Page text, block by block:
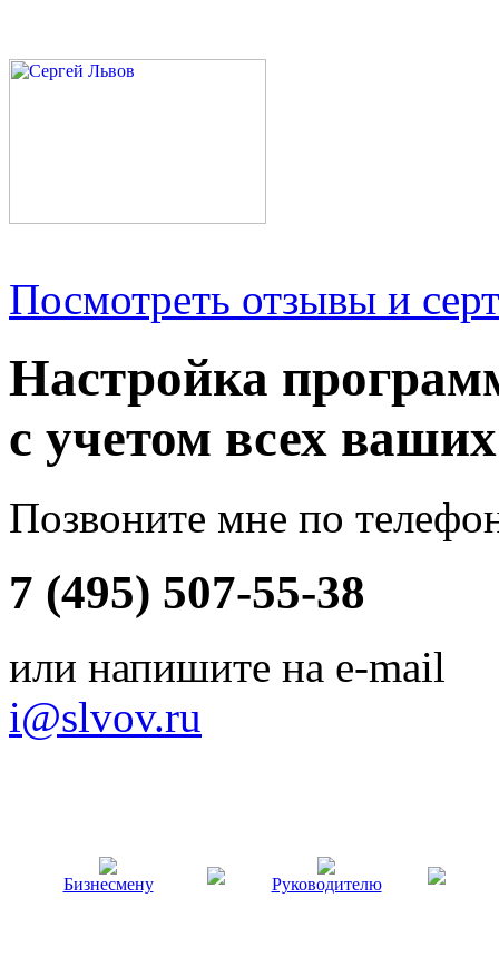
Посмотреть отзывы и
Настройка
с учетом всех
Позвоните мне по
7 (495) 507-55-38
или напишите на e-mail
i@slvov.ru
Бизнесмену Руководителю